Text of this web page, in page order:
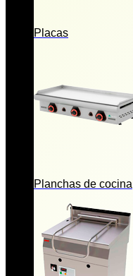
Placas
Planchas de cocina